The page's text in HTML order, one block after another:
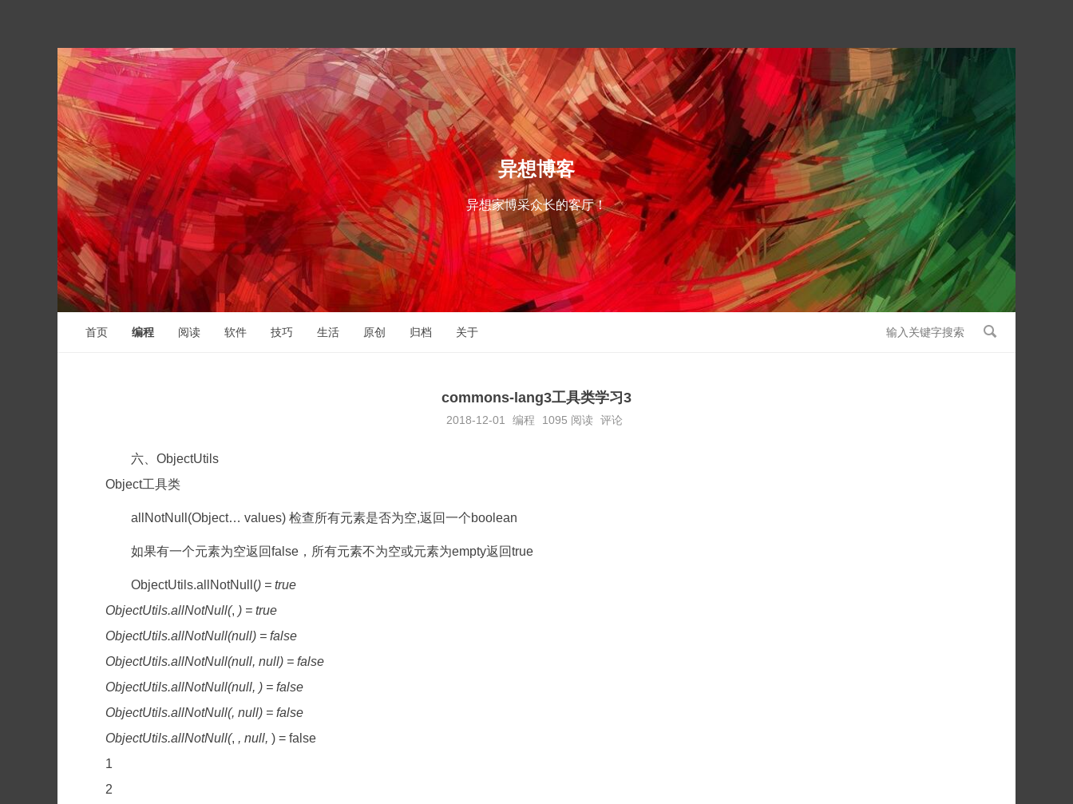
异想博客
异想家博采众长的客厅！
首页 编程 阅读 软件 技巧 生活 原创 归档 关于
commons-lang3工具类学习3
2018-12-01 编程 1095 阅读 评论
六、ObjectUtils
Object工具类
allNotNull(Object… values) 检查所有元素是否为空,返回一个boolean
如果有一个元素为空返回false，所有元素不为空或元素为empty返回true
ObjectUtils.allNotNull() = true
ObjectUtils.allNotNull(, ) = true
ObjectUtils.allNotNull(null) = false
ObjectUtils.allNotNull(null, null) = false
ObjectUtils.allNotNull(null, ) = false
ObjectUtils.allNotNull(, null) = false
ObjectUtils.allNotNull(, , null, ) = false
1
2